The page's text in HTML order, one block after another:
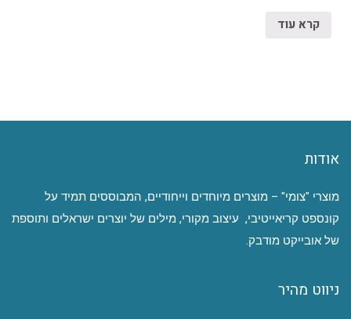
קרא עוד
אודות
מוצרי "צומי" – מוצרים מיוחדים וייחודיים, המבוססים תמיד על
קונספט קריאייטיבי, עיצוב מקורי, מילים של יוצרים ישראלים ותוספת
של אובייקט מודבק.
ניווט מהיר